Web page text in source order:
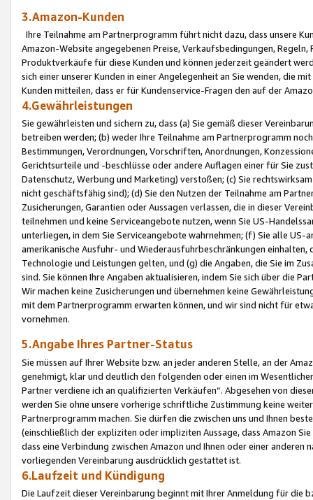
3.Amazon-Kunden
Ihre Teilnahme am Partnerprogramm führt nicht dazu, dass unsere
Amazon-Website angegebenen Preise, Verkaufsbedingungen,
Produktverkäufe für diese Kunden und können jederzeit geändert
sich einer unserer Kunden in einer Angelegenheit an Sie wenden, die
Kunden mitteilen, dass er für Kundenservice-Fragen den auf der
4.Gewährleistungen
Sie gewährleisten und sichern zu, dass (a) Sie gemäß dieser
betreiben werden; (b) weder Ihre Teilnahme am Partnerprogramm
Bestimmungen, Verordnungen, Vorschriften, Anordnungen,
Gerichtsurteile und -beschlüsse oder andere Auflagen einer für Sie
Datenschutz, Werbung und Marketing) verstoßen; (c) Sie
nicht geschäftsfähig sind); (d) Sie den Nutzen der Teilnahme am
Zusicherungen, Garantien oder Aussagen verlassen, die in dieser
teilnehmen und keine Serviceangebote nutzen, wenn Sie US-
unterliegen, in dem Sie Serviceangebote wahrnehmen; (f) Sie alle
amerikanische Ausfuhr- und Wiederausfuhrbeschränkungen
Technologie und Leistungen gelten, und (g) die Angaben, die Sie im
sind. Sie können Ihre Angaben aktualisieren, indem Sie sich über die
Wir machen keine Zusicherungen und übernehmen keine
mit dem Partnerprogramm erwarten können, und wir sind nicht für
vornehmen.
5.Angabe Ihres Partner-Status
Sie müssen auf Ihrer Website bzw. an jeder anderen Stelle, an der
genehmigt, klar und deutlich den folgenden oder einen im
Partner verdiene ich an qualifizierten Verkäufen“. Abgesehen von
werden Sie ohne unsere vorherige schriftliche Zustimmung keine
Partnerprogramm machen. Sie dürfen die zwischen uns und Ihnen
(einschließlich der expliziten oder impliziten Aussage, dass Amazon
dass eine Verbindung zwischen Amazon und Ihnen oder einer
vorliegenden Vereinbarung ausdrücklich gestattet ist.
6.Laufzeit und Kündigung
Die Laufzeit dieser Vereinbarung beginnt mit Ihrer Anmeldung für die